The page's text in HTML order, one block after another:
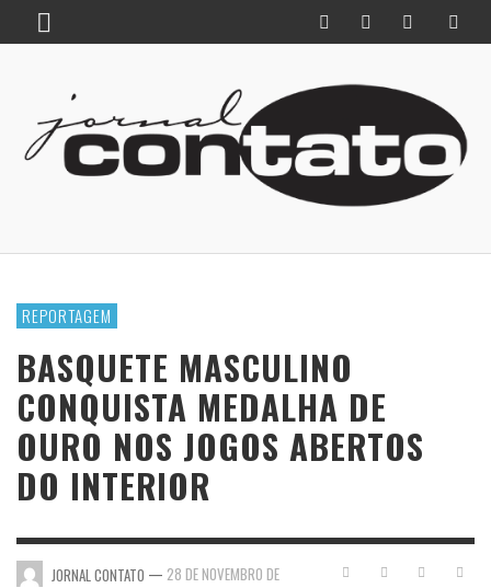
REPORTAGEM
BASQUETE MASCULINO
CONQUISTA MEDALHA DE
OURO NOS JOGOS ABERTOS
DO INTERIOR
JORNAL CONTATO — 28 DE NOVEMBRO DE